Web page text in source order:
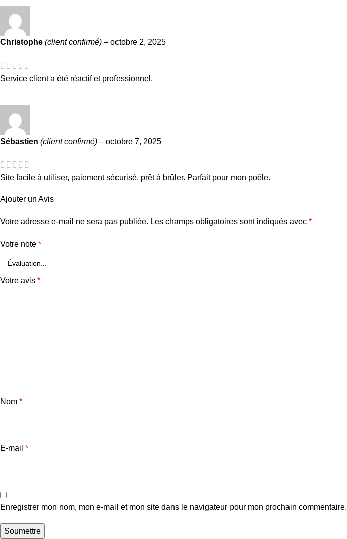
Christophe (client confirmé) – octobre 2, 2025
Service client a été réactif et professionnel.
Sébastien (client confirmé) – octobre 7, 2025
Site facile à utiliser, paiement sécurisé, prêt à brûler. Parfait pour mon poêle.
Ajouter un Avis
Votre adresse e-mail ne sera pas publiée. Les champs obligatoires sont indiqués avec *
Votre note *
Votre avis *
Nom *
E-mail *
Enregistrer mon nom, mon e-mail et mon site dans le navigateur pour mon prochain commentaire.